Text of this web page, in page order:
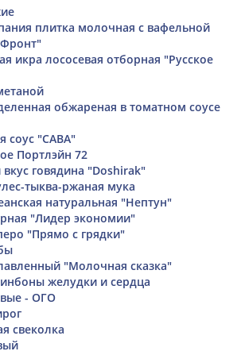
плитка молочная с вафельной
икра лососевая отборная "Русское
обжареная в томатном соусе
соус "САВА"
Портлэйн 72
говядина "Doshirak"
тыква-ржаная мука
натуральная "Нептун"
"Лидер экономии"
"Прямо с грядки"
"Молочная сказка"
желудки и сердца
- ОГО
свеколка